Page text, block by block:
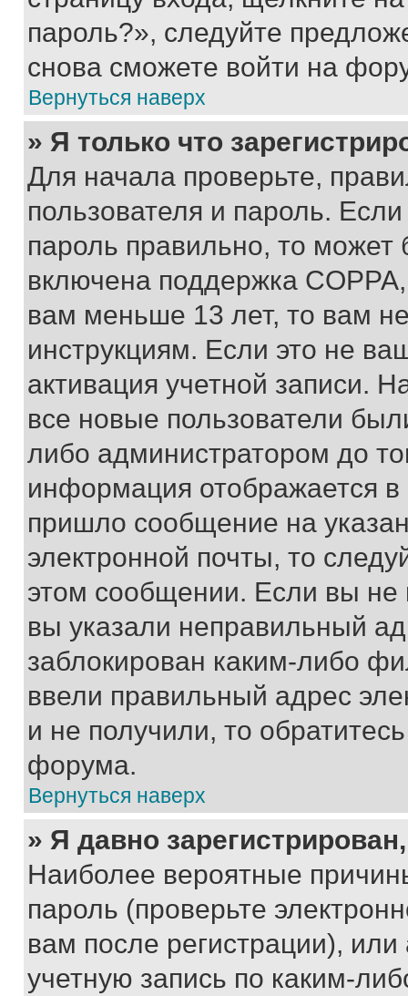
пароль?», следуйте
снова сможете войти на
Вернуться наверх
» Я только что
Для начала проверьте,
пользователя и пароль.
пароль правильно, то может
включена поддержка
вам меньше 13 лет, то вам
инструкциям. Если это не
активация учетной записи.
все новые пользователи
либо администратором до
информация отображается
пришло сообщение на
электронной почты, то
этом сообщении. Если вы
вы указали неправильный
заблокирован каким-либо
ввели правильный адрес
и не получили, то
форума.
Вернуться наверх
» Я давно
Наиболее вероятные
пароль (проверьте
вам после регистрации),
учетную запись по каким-